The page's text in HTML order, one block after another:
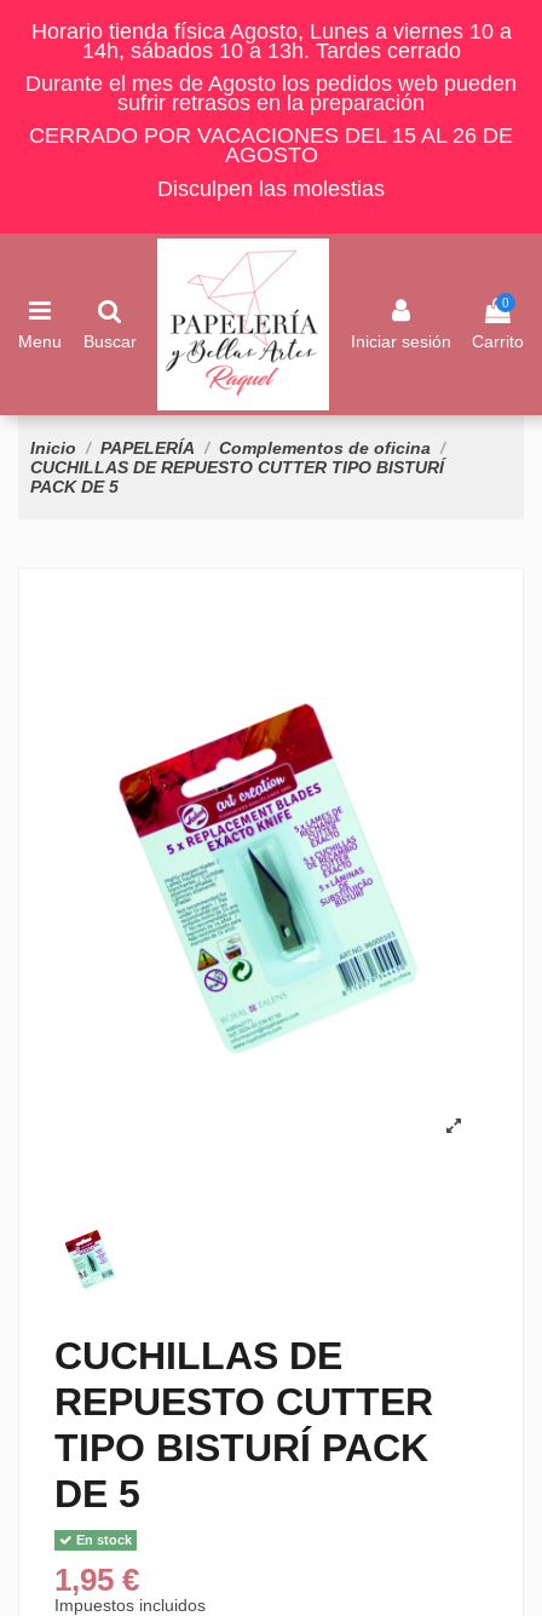
Horario tienda física Agosto, Lunes a viernes 10 a
14h, sábados 10 a 13h. Tardes cerrado
Durante el mes de Agosto los pedidos web pueden
sufrir retrasos en la preparación
CERRADO POR VACACIONES DEL 15 AL 26 DE
AGOSTO
Disculpen las molestias
Menu Buscar Iniciar sesión
0
Carrito
Inicio PAPELERÍA
Complementos de oficina
CUCHILLAS DE REPUESTO CUTTER TIPO BISTURÍ
PACK DE 5
CUCHILLAS DE
REPUESTO CUTTER
TIPO BISTURÍ PACK
DE 5
En stock
1,95 €
Impuestos incluidos